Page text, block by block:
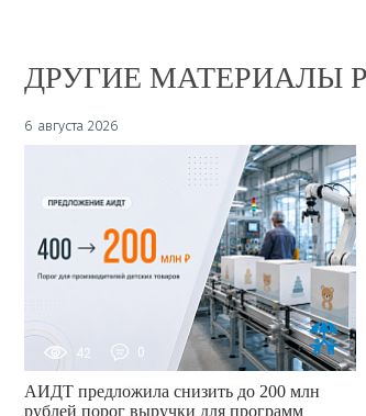
ДРУГИЕ МАТЕРИАЛЫ
6 августа 2026
42 0
АИДТ предложила снизить до 200 млн
рублей порог выручки для программ